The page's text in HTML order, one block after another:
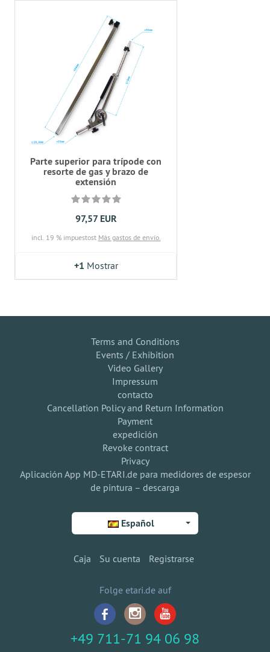
Parte superior para trípode con
resorte de gas y brazo de
extensión
97,57 EUR
incl. 19 % impuestost Más gastos de envío.
+1 Mostrar
Terms and Conditions
Events / Exhibition
Video Gallery
Impressum
contacto
Cancellation Policy and Return Information
Payment
expedición
Revoke contract
Privacy
Aplicación App MD-ETARI.de para medidores de espesor
de pintura – descarga
Español
Caja Su cuenta Registrarse
Folge etari.de auf
+49 711-71 94 06 98